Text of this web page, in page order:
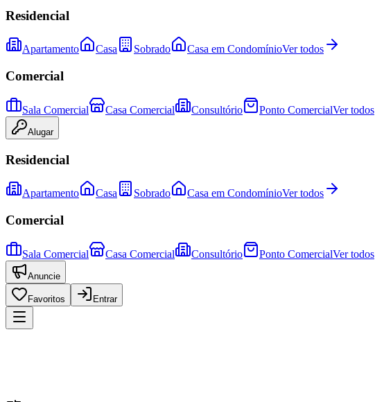
Residencial
Apartamento Casa Sobrado Casa em CondomínioVer todos
Comercial
Sala Comercial Casa Comercial Consultório Ponto ComercialVer todos
Alugar
Residencial
Apartamento Casa Sobrado Casa em CondomínioVer todos
Comercial
Sala Comercial Casa Comercial Consultório Ponto ComercialVer todos
Anuncie
Favoritos Entrar